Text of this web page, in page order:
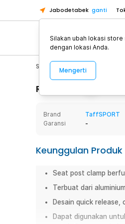
Jabodetabek ganti
Sport & Outdoor
Rincian Produk
Brand
TaffSPORT
Garansi
-
Keunggulan Produk
Seat post clamp
Terbuat dari
Desain quick
Dapat digunakan
Silakan ubah lokasi store
dengan lokasi Anda.
Mengerti